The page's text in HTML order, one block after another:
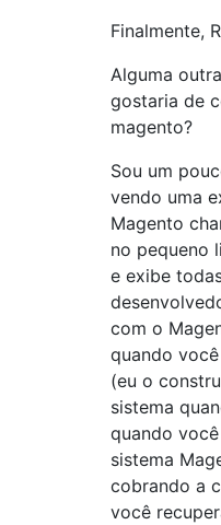
Finalmente,
Alguma
gostaria de
magento?
Sou um
vendo uma
Magento
no pequeno
e exibe
com o
quando
(eu o
sistema
quando
sistema
cobrando a
você